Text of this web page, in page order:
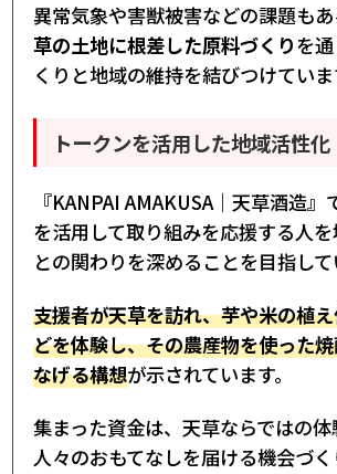
異常気象や害獣被害などの課題もあ
草の土地に根差した原料づくりを
くりと地域の維持を結びつけていま
トークンを活用した地域活性化
『KANPAI AMAKUSA｜天草酒造
を活用して取り組みを応援する人
との関わりを深めることを目指して
支援者が天草を訪れ、芋や米の植
どを体験し、その農産物を使った
なげる構想が示されています。
集まった資金は、天草ならではの
人々のおもてなしを届ける機会づ